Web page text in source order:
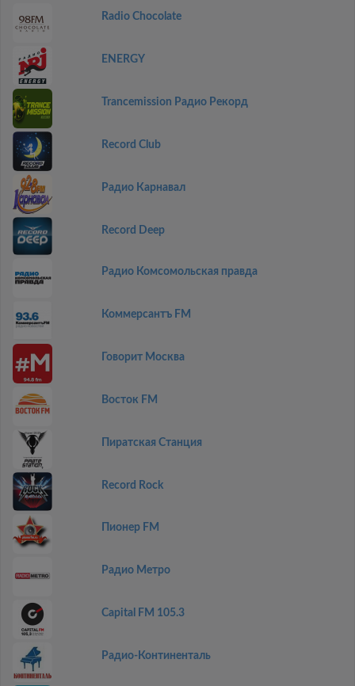
Radio Chocolate
ENERGY
Trancemission Радио Рекорд
Record Club
Радио Карнавал
Record Deep
Радио Комсомольская правда
Коммерсантъ FM
Говорит Москва
Восток FM
Пиратская Станция
Record Rock
Пионер FM
Радио Метро
Capital FM 105.3
Радио-Континенталь